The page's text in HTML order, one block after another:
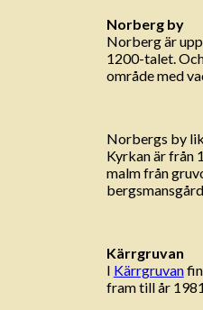
Norberg by
Norberg är
1200-talet.
område med
Norbergs by
Kyrkan är från
malm från
Kärrgruvan
I Kärrgruvan
fram till år